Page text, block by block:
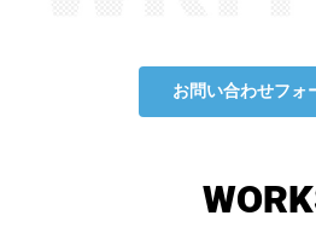
お問い合わせフォ